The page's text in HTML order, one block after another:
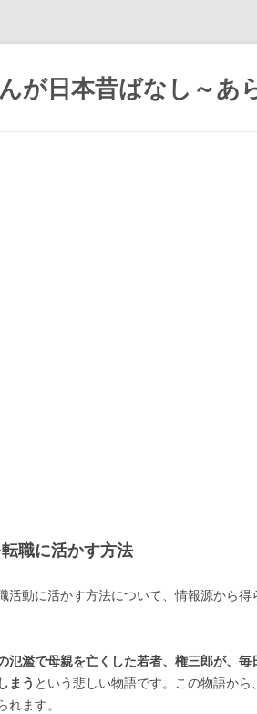
が日本昔ばなし～あ
職に活かす方法
活動に活かす方法について、情報源から
氾濫で母親を亡くした若者、権三郎が、
まう という悲しい物語です。この物語か
ます。